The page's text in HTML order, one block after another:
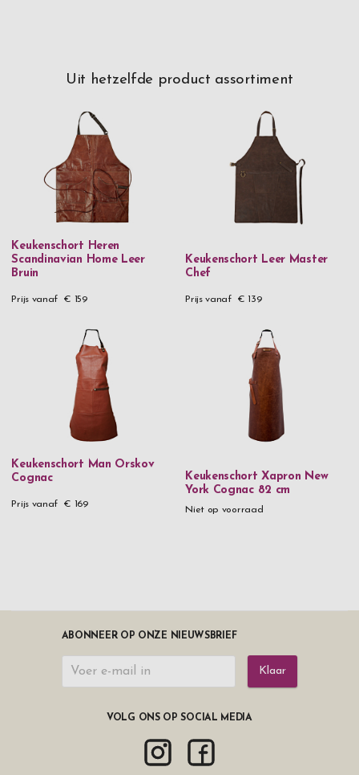
Uit hetzelfde product assortiment
Keukenschort Heren
Scandinavian Home Leer
Bruin
Prijs vanaf € 159
Keukenschort Leer Master
Chef
Prijs vanaf € 139
Keukenschort Man Orskov
Cognac
Prijs vanaf € 169
Keukenschort Xapron New
York Cognac 82 cm
Niet op voorraad
ABONNEER OP ONZE NIEUWSBRIEF
Klaar
VOLG ONS OP SOCIAL MEDIA